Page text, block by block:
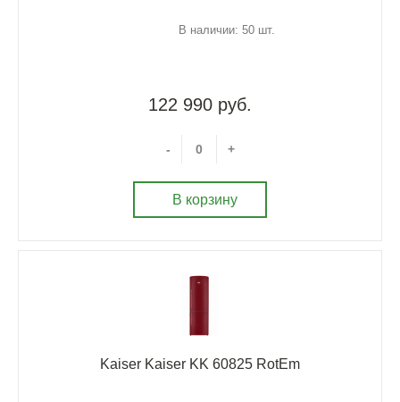
В наличии: 50 шт.
122 990 руб.
- +
В корзину
Kaiser Kaiser KK 60825 RotEm